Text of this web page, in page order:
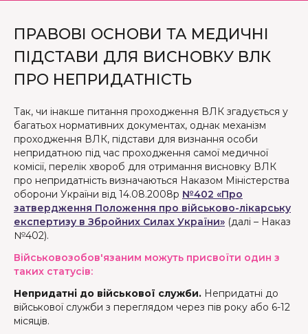
ПРАВОВІ ОСНОВИ ТА МЕДИЧНІ
ПІДСТАВИ ДЛЯ ВИСНОВКУ ВЛК
ПРО НЕПРИДАТНІСТЬ
Так, чи інакше питання проходження ВЛК згадується у
багатьох нормативних документах, однак механізм
проходження ВЛК, підстави для визнання особи
непридатною під час проходження самої медичної
комісії, перелік хвороб для отримання висновку ВЛК
про непридатність визначаються Наказом Міністерства
оборони України від 14.08.2008р №402 «Про
затвердження Положення про військово-лікарську
експертизу в Збройних Силах України» (далі – Наказ
№402).
Військовозобов'язаним можуть присвоїти один з
таких статусів:
Непридатні до військової служби. Непридатні до
військової служби з переглядом через пів року або 6-12
місяців.